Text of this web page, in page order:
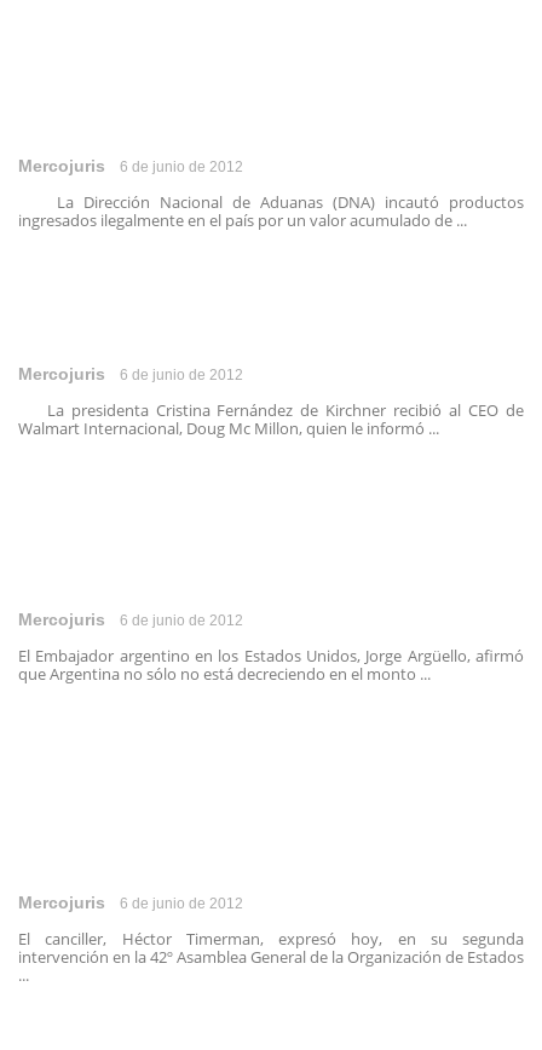
Mercojuris 6 de junio de 2012
La Dirección Nacional de Aduanas (DNA) incautó productos
ingresados ilegalmente en el país por un valor acumulado de ...
Mercojuris 6 de junio de 2012
La presidenta Cristina Fernández de Kirchner recibió al CEO de
Walmart Internacional, Doug Mc Millon, quien le informó ...
Mercojuris 6 de junio de 2012
El Embajador argentino en los Estados Unidos, Jorge Argüello, afirmó
que Argentina no sólo no está decreciendo en el monto ...
Mercojuris 6 de junio de 2012
El canciller, Héctor Timerman, expresó hoy, en su segunda
intervención en la 42º Asamblea General de la Organización de Estados
...